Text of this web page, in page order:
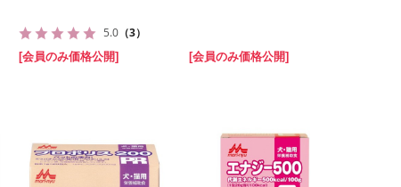
5.0 （3）
[会員のみ価格公開] [会員のみ価格公開]